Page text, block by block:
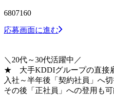
6807160
応募画面に進む
＼20代～30代活躍中／
★ 大手KDDIグループの直
入社～半年後「契約社員」へ切
その後「正社員」への登用も